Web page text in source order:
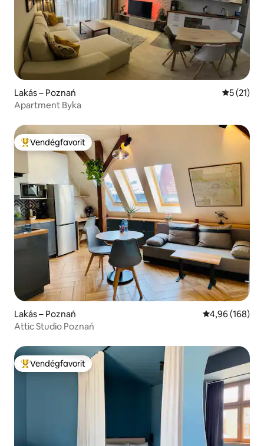
Lakás – Poznań Átlagos
5 (21)
Apartment Byka
Kiemelt vendégfavorit
Vendégfavorit
Lakás – Poznań Átlagos
4,96 (168)
Attic Studio Poznań
Kiemelt vendégfavorit
Vendégfavorit